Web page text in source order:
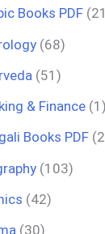
Books PDF
(68)
(51)
& Finance (1)
Books PDF
(103)
(42)
(30)